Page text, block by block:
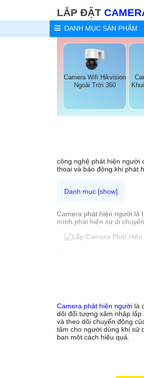
LẮP ĐẶT
DANH MỤC SẢN PHẨM
Camera Wifi Hikvision
Ngoài Trời 360
công nghệ phát hiện người
thoại và báo động khi phát
Camera phát hiện người là
mình phát hiện sự di
Camera phát hiên người là
dõi đối tượng xâm nhập lắp
và theo dõi chuyển động
tâm cho người dùng khi sử
bạn một cách hiệu quả.